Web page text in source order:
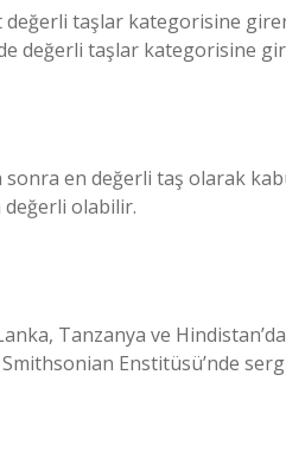
değerli taşlar kategorisine
değerli taşlar kategorisine
en değerli taş olarak
olabilir.
Tanzanya ve Hindistan’da
Enstitüsü’nde